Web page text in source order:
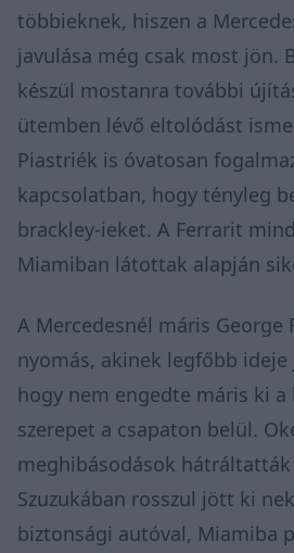
többieknek, hiszen a
javulása még csak most jön.
készül mostanra további
ütemben lévő eltolódást
Piastriék is óvatosan
kapcsolatban, hogy tényleg
brackley-ieket. A Ferrarit
Miamiban látottak alapján
A Mercedesnél máris George
nyomás, akinek legfőbb
hogy nem engedte máris ki a
szerepet a csapaton belül.
meghibásodások
Szuzukában rosszul jött ki
biztonsági autóval, Miamiba